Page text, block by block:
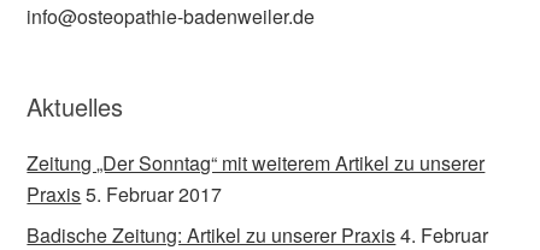
info@osteopathie-badenweiler.de
Aktuelles
Zeitung „Der Sonntag“ mit weiterem Artikel zu unserer
Praxis5. Februar 2017
Badische Zeitung: Artikel zu unserer Praxis4. Februar